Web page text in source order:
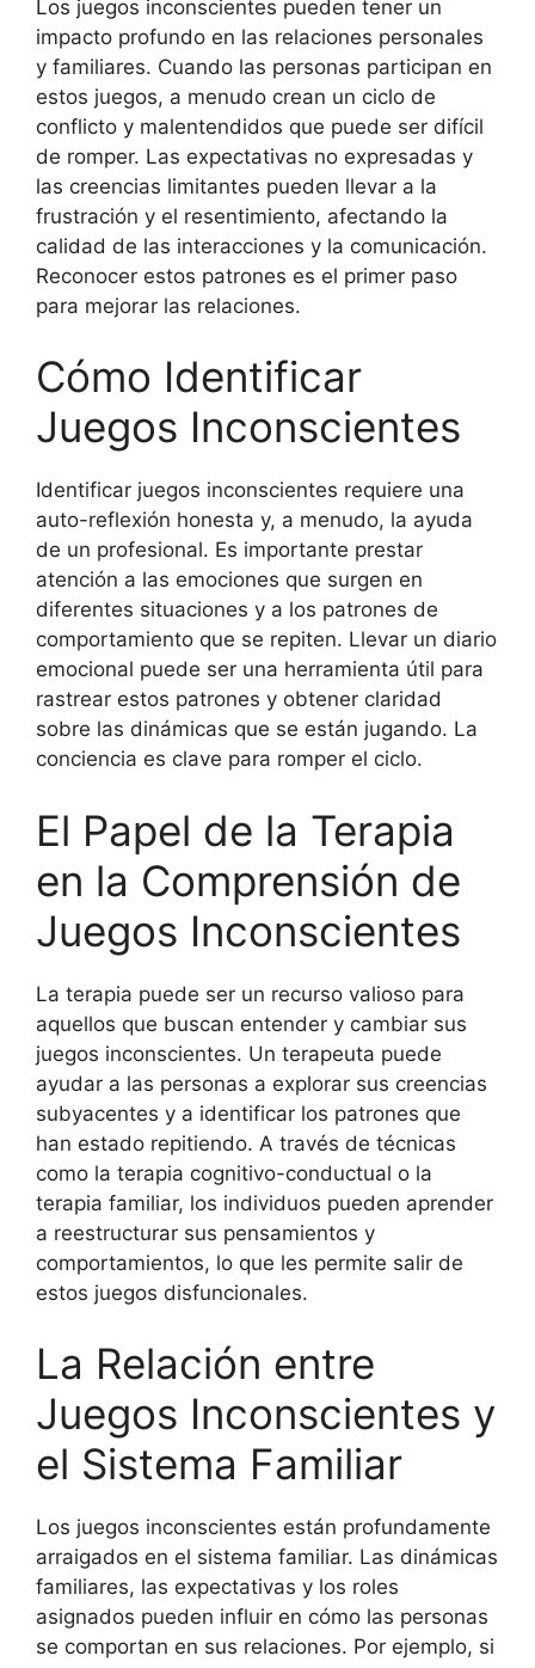
Los juegos inconscientes pueden tener un
impacto profundo en las relaciones personales
y familiares. Cuando las personas participan en
estos juegos, a menudo crean un ciclo de
conflicto y malentendidos que puede ser difícil
de romper. Las expectativas no expresadas y
las creencias limitantes pueden llevar a la
frustración y el resentimiento, afectando la
calidad de las interacciones y la comunicación.
Reconocer estos patrones es el primer paso
para mejorar las relaciones.
Cómo Identificar
Juegos Inconscientes
Identificar juegos inconscientes requiere una
auto-reflexión honesta y, a menudo, la ayuda
de un profesional. Es importante prestar
atención a las emociones que surgen en
diferentes situaciones y a los patrones de
comportamiento que se repiten. Llevar un diario
emocional puede ser una herramienta útil para
rastrear estos patrones y obtener claridad
sobre las dinámicas que se están jugando. La
conciencia es clave para romper el ciclo.
El Papel de la Terapia
en la Comprensión de
Juegos Inconscientes
La terapia puede ser un recurso valioso para
aquellos que buscan entender y cambiar sus
juegos inconscientes. Un terapeuta puede
ayudar a las personas a explorar sus creencias
subyacentes y a identificar los patrones que
han estado repitiendo. A través de técnicas
como la terapia cognitivo-conductual o la
terapia familiar, los individuos pueden aprender
a reestructurar sus pensamientos y
comportamientos, lo que les permite salir de
estos juegos disfuncionales.
La Relación entre
Juegos Inconscientes y
el Sistema Familiar
Los juegos inconscientes están profundamente
arraigados en el sistema familiar. Las dinámicas
familiares, las expectativas y los roles
asignados pueden influir en cómo las personas
se comportan en sus relaciones. Por ejemplo, si